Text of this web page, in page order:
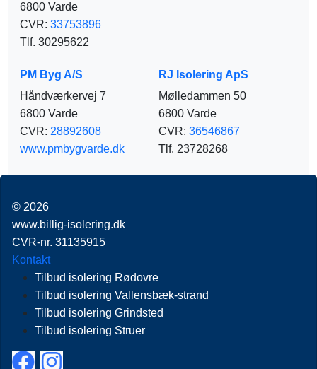
6800 Varde
CVR: 33753896
Tlf. 30295622
PM Byg A/S
Håndværkervej 7
6800 Varde
CVR: 28892608
www.pmbygvarde.dk
RJ Isolering ApS
Mølledammen 50
6800 Varde
CVR: 36546867
Tlf. 23728268
© 2026
www.billig-isolering.dk
CVR-nr. 31135915
Kontakt
Tilbud isolering Rødovre
Tilbud isolering Vallensbæk-strand
Tilbud isolering Grindsted
Tilbud isolering Struer